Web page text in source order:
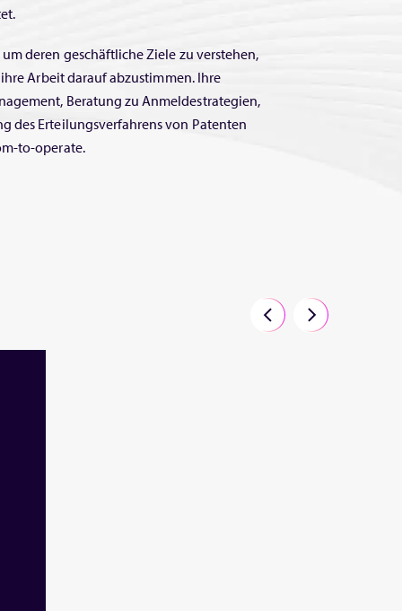
deren geschäftliche Ziele zu verstehen,
Arbeit darauf abzustimmen. Ihre
Beratung zu Anmeldestrategien,
des Erteilungsverfahrens von Patenten
to-operate.